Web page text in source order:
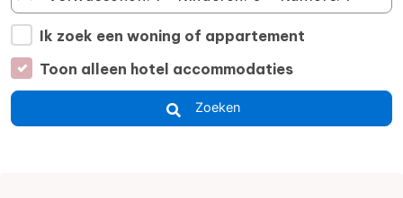
Ik zoek een woning of appartement
Toon alleen hotel accommodaties
Zoeken